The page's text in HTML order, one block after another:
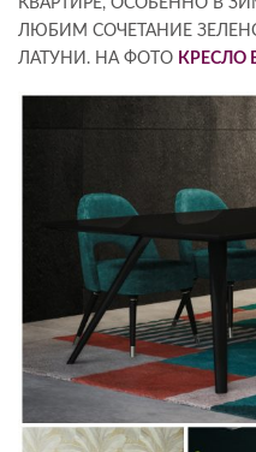
КВАРТИРЕ, ОСОБЕННО В
ЛЮБИМ СОЧЕТАНИЕ
ЛАТУНИ. НА ФОТО КРЕСЛО